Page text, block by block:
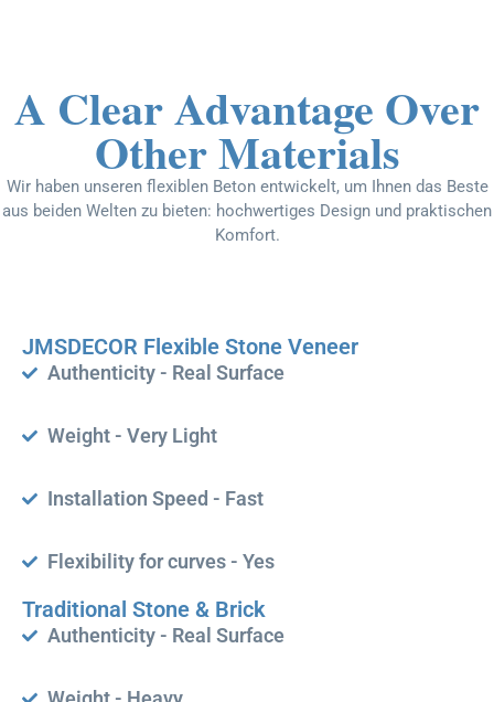
A Clear Advantage Over
Other Materials
Wir haben unseren flexiblen Beton entwickelt, um Ihnen das Beste
aus beiden Welten zu bieten: hochwertiges Design und praktischen
Komfort.
JMSDECOR Flexible Stone Veneer
Authenticity - Real Surface
Weight - Very Light
Installation Speed - Fast
Flexibility for curves - Yes
Traditional Stone & Brick
Authenticity - Real Surface